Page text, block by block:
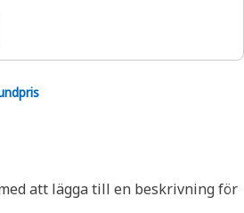
att lägga till en beskrivning för